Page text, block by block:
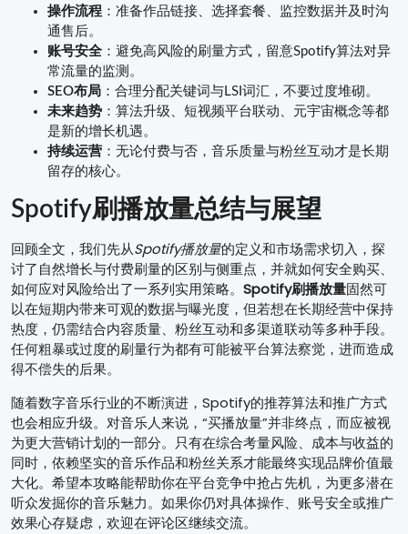
操作流程 ：准备作品链接、选择套餐、监控数据并及时沟
通售后。
账号安全：避免高风险的刷量方式，留意Spotify算法对异
常流量的监测。
SEO布局 ：合理分配关键词与LSI词汇，不要过度堆砌。
未来趋势 ：算法升级、短视频平台联动、元宇宙概念等都
是新的增长机遇。
持续运营 ：无论付费与否，音乐质量与粉丝互动才是长期
留存的核心。
Spotify刷播放量总结与展望
回顾全文，我们先从Spotify播放量的定义和市场需求切入，探
讨了自然增长与付费刷量的区别与侧重点，并就如何安全购买、
如何应对风险给出了一系列实用策略。 Spotify刷播放量固然可
以在短期内带来可观的数据与曝光度，但若想在长期经营中保持
热度，仍需结合内容质量、粉丝互动和多渠道联动等多种手段。
任何粗暴或过度的刷量行为都有可能被平台算法察觉，进而造成
得不偿失的后果。
随着数字音乐行业的不断演进，Spotify的推荐算法和推广方式
也会相应升级。对音乐人来说，“买播放量”并非终点，而应被视
为更大营销计划的一部分。只有在综合考量风险、成本与收益的
同时，依赖坚实的音乐作品和粉丝关系才能最终实现品牌价值最
大化。希望本攻略能帮助你在平台竞争中抢占先机，为更多潜在
听众发掘你的音乐魅力。如果你仍对具体操作、账号安全或推广
效果心存疑虑，欢迎在评论区继续交流。